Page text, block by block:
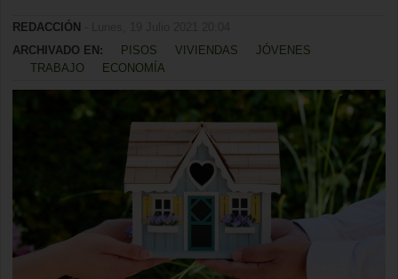
REDACCIÓN
ARCHIVADO EN:
PISOS VIVIENDAS
JÓVENES
TRABAJO
ECONOMÍA